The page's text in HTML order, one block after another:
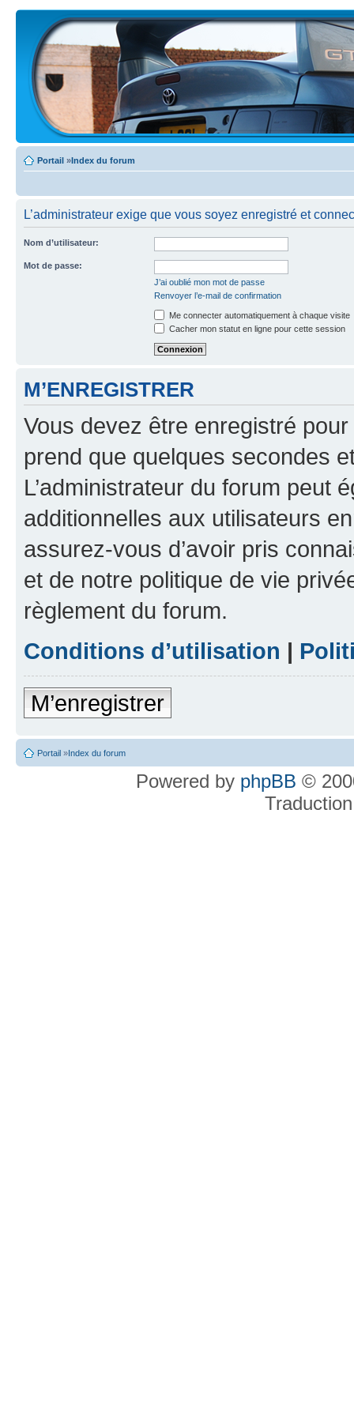
Portail »Index du forum
L’administrateur exige que vous soyez enregistré et
Nom d’utilisateur:
Mot de passe:
J’ai oublié mon mot de passe
Renvoyer l’e-mail de confirmation
Me connecter automatiquement à chaque visite
Cacher mon statut en ligne pour cette session
M’ENREGISTRER
Vous devez être enregistré
prend que quelques secondes
L’administrateur du forum peut
additionnelles aux utilisateurs
assurez-vous d’avoir pris
et de notre politique de vie
règlement du forum.
Conditions d’utilisation |
M’enregistrer
Portail »Index du forum
Powered by phpBB ©